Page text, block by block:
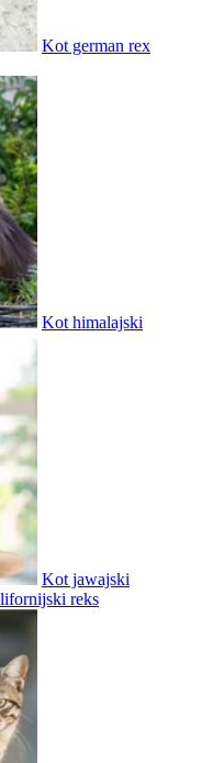
Kot german rex
Kot himalajski
Kot jawajski
reks